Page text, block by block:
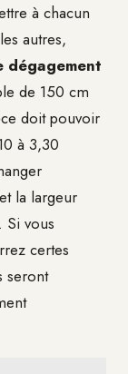
à chacun
autres,
dégagement
de 150 cm
doit pouvoir
à 3,30
la largeur
Si vous
certes
seront